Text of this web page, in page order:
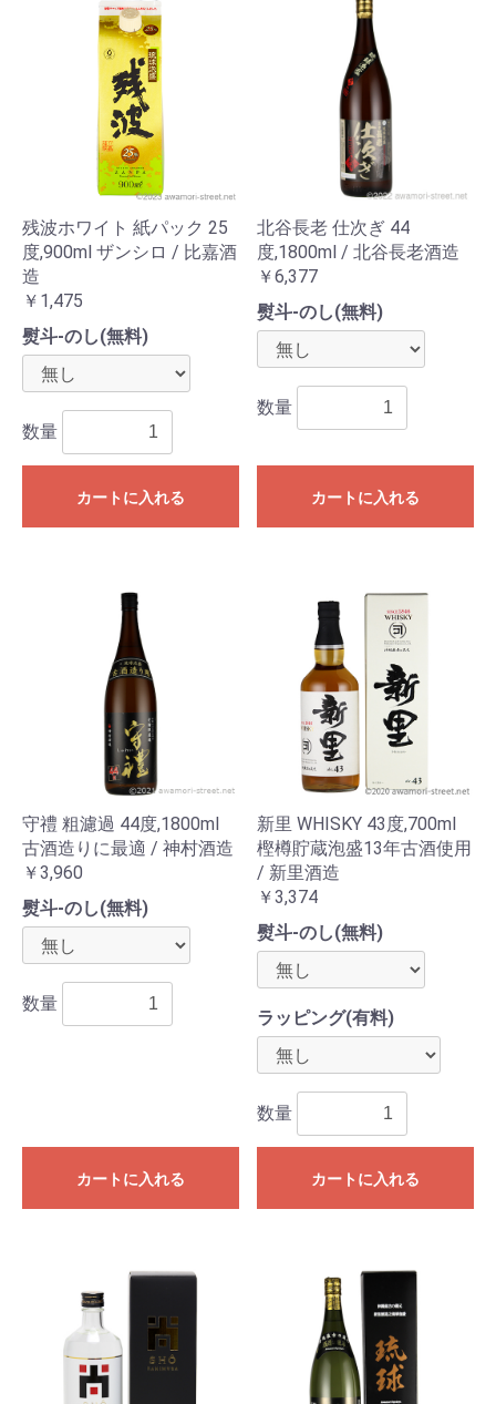
残波ホワイト 紙パック 25
度,900ml ザンシロ / 比嘉酒
造
￥1,475
熨斗-のし(無料)
数量
カートに入れる
北谷長老 仕次ぎ 44
度,1800ml / 北谷長老酒造
￥6,377
熨斗-のし(無料)
数量
カートに入れる
守禮 粗濾過 44度,1800ml
古酒造りに最適 / 神村酒造
￥3,960
熨斗-のし(無料)
数量
カートに入れる
新里 WHISKY 43度,700ml
樫樽貯蔵泡盛13年古酒使用
/ 新里酒造
￥3,374
熨斗-のし(無料)
ラッピング(有料)
数量
カートに入れる